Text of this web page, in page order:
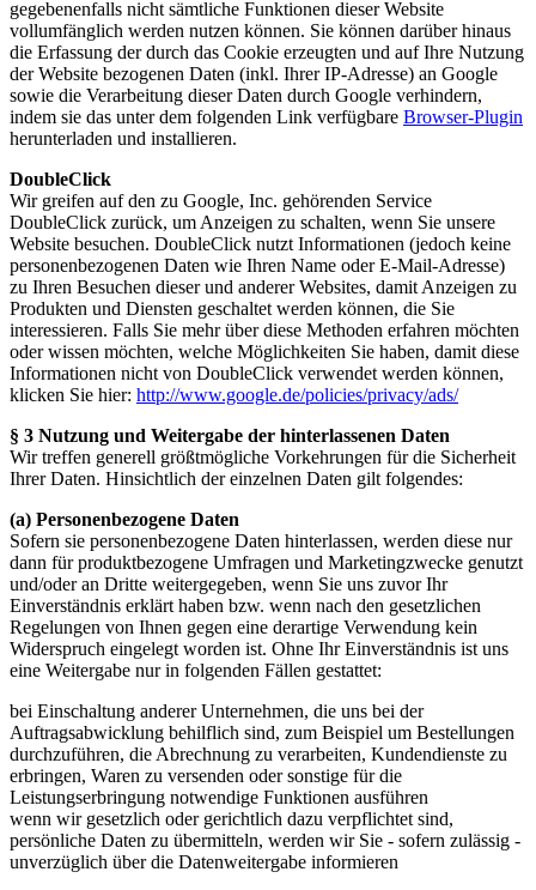
gegebenenfalls nicht sämtliche Funktionen dieser Website
vollumfänglich werden nutzen können. Sie können darüber hinaus
die Erfassung der durch das Cookie erzeugten und auf Ihre Nutzung
der Website bezogenen Daten (inkl. Ihrer IP-Adresse) an Google
sowie die Verarbeitung dieser Daten durch Google verhindern,
indem sie das unter dem folgenden Link verfügbare Browser-Plugin
herunterladen und installieren.
DoubleClick
Wir greifen auf den zu Google, Inc. gehörenden Service
DoubleClick zurück, um Anzeigen zu schalten, wenn Sie unsere
Website besuchen. DoubleClick nutzt Informationen (jedoch keine
personenbezogenen Daten wie Ihren Name oder E-Mail-Adresse)
zu Ihren Besuchen dieser und anderer Websites, damit Anzeigen zu
Produkten und Diensten geschaltet werden können, die Sie
interessieren. Falls Sie mehr über diese Methoden erfahren möchten
oder wissen möchten, welche Möglichkeiten Sie haben, damit diese
Informationen nicht von DoubleClick verwendet werden können,
klicken Sie hier: http://www.google.de/policies/privacy/ads/
§ 3 Nutzung und Weitergabe der hinterlassenen Daten
Wir treffen generell größtmögliche Vorkehrungen für die Sicherheit
Ihrer Daten. Hinsichtlich der einzelnen Daten gilt folgendes:
(a) Personenbezogene Daten
Sofern sie personenbezogene Daten hinterlassen, werden diese nur
dann für produktbezogene Umfragen und Marketingzwecke genutzt
und/oder an Dritte weitergegeben, wenn Sie uns zuvor Ihr
Einverständnis erklärt haben bzw. wenn nach den gesetzlichen
Regelungen von Ihnen gegen eine derartige Verwendung kein
Widerspruch eingelegt worden ist. Ohne Ihr Einverständnis ist uns
eine Weitergabe nur in folgenden Fällen gestattet:
bei Einschaltung anderer Unternehmen, die uns bei der
Auftragsabwicklung behilflich sind, zum Beispiel um Bestellungen
durchzuführen, die Abrechnung zu verarbeiten, Kundendienste zu
erbringen, Waren zu versenden oder sonstige für die
Leistungserbringung notwendige Funktionen ausführen
wenn wir gesetzlich oder gerichtlich dazu verpflichtet sind,
persönliche Daten zu übermitteln, werden wir Sie - sofern zulässig -
unverzüglich über die Datenweitergabe informieren